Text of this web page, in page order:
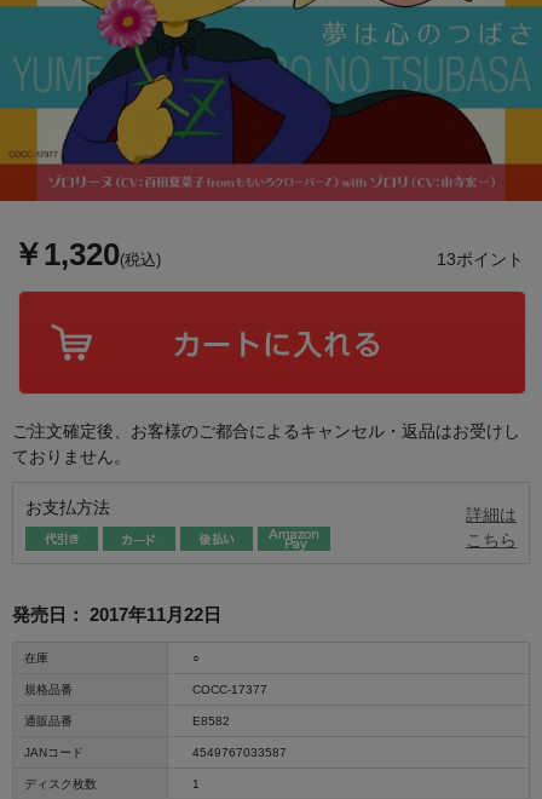
￥1,320(税込) 13ポイント
ご注文確定後、お客様のご都合によるキャンセル・返品はお受けし
ておりません。
お支払方法
詳細は
こちら
発売日： 2017年11月22日
在庫 ○
規格品番 COCC-17377
通販品番 E8582
JANコード 4549767033587
ディスク枚数 1